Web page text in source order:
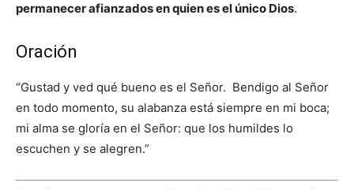
permanecer afianzados en quien es el único Dios.
Oración
“Gustad y ved qué bueno es el Señor. Bendigo al Señor
en todo momento, su alabanza está siempre en mi boca;
mi alma se gloría en el Señor: que los humildes lo
escuchen y se alegren.”